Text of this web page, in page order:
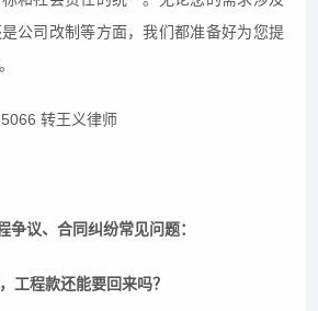
公司改制等方面，我们都准备好为您提
转王义律师
争议、合同纠纷常见问题：
工程款还能要回来吗？